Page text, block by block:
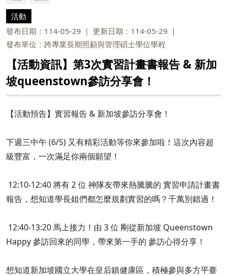
活動
發布日期：114-05-29
更新日期：114-05-29
發布單位：跨專業長期照顧與管理碩士學位學程
【活動資訊】第3次實習計畫書報告 & 新加
坡queenstown參訪分享會！
【活動預告】實習報告 & 新加坡參訪分享會！
下週三中午 (6/5) 又有精彩活動等你來參加啦！這次內容超
級豐富，一次滿足你兩個願望！
12:10-12:40 將有 2 位 神隊友帶來熱騰騰的 實習申請計畫書
報告，想知道學長姐們都怎麼規劃實習的嗎？千萬別錯過！
12:40-13:20 馬上接力！由 3 位 剛從新加坡 Queenstown
Happy 參訪回來的同學，帶來第一手的 參訪心得分享！
想知道新加坡國立大學在皇后鎮健康區，積極參與多方平臺